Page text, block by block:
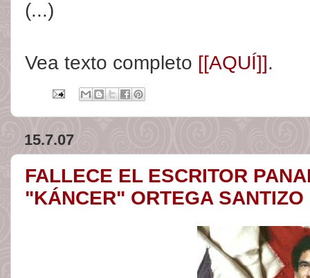
(...)
Vea texto completo [[AQUÍ]].
15.7.07
FALLECE EL ESCRITOR
"KÁNCER" ORTEGA SANTIZO